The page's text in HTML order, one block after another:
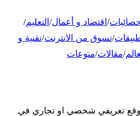
/اقتصاد و أعمال/التعليم/
/تسوق من الانترنت/تقنية و
/مقالات/منوعات
تعريفي شخصي او تجاري في